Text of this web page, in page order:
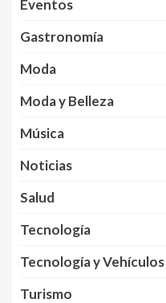
Eventos
Gastronomía
Moda
Moda y Belleza
Música
Noticias
Salud
Tecnología
Tecnología y Vehículos
Turismo